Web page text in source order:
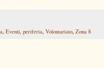
, Eventi, periferia, Volontariato, Zona 8